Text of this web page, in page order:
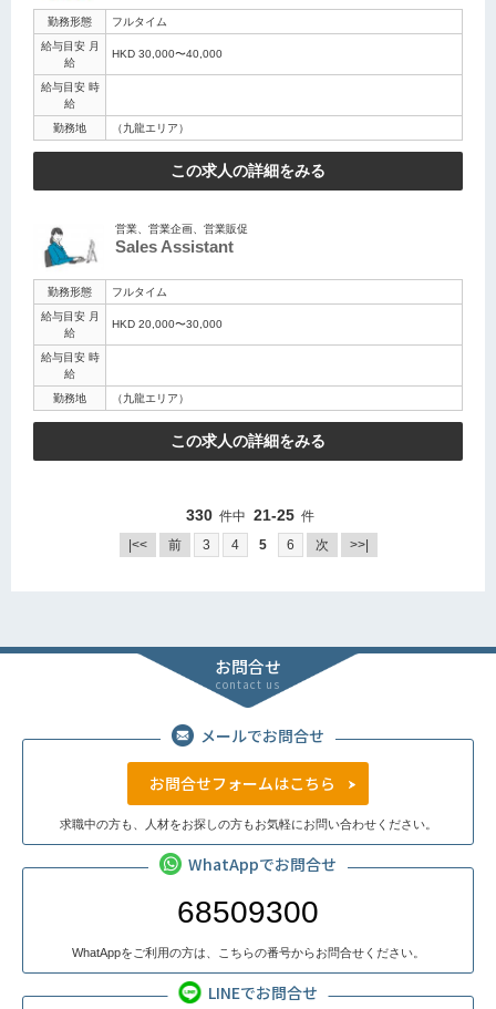
勤務形態
フルタイム
給与目安 月
給
HKD 30,000〜40,000
給与目安 時
給
勤務地
（九龍エリア）
この求人の詳細をみる
営業、営業企画、営業販促
Sales Assistant
勤務形態
フルタイム
給与目安 月
給
HKD 20,000〜30,000
給与目安 時
給
勤務地
（九龍エリア）
この求人の詳細をみる
330 件中 21-25 件
|<<
前 3 4 5 6 次 >>|
お問合せ
contact us
メールでお問合せ
お問合せフォームはこちら
求職中の方も、人材をお探しの方もお気軽にお問い合わせください。
WhatAppでお問合せ
68509300
WhatAppをご利用の方は、こちらの番号からお問合せください。
LINEでお問合せ